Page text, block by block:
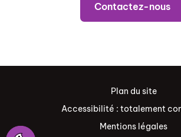
Contactez-nous
Plan du site
Accessibilité : totalement
Mentions légales